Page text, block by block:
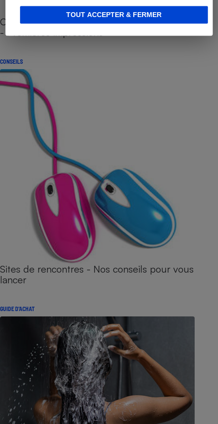
TOUT ACCEPTER & FERMER
Cafetière à capsules zéro déchet CoffeeB (vidéo)
- Premières impressions
CONSEILS
Sites de rencontres - Nos conseils pour vous
lancer
GUIDE D'ACHAT